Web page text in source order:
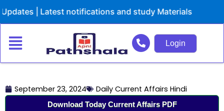
to
| Latest notifications and study Materials
Login
September 23, 2024 Daily Current Affairs Hindi
Download Today Current Affairs PDF